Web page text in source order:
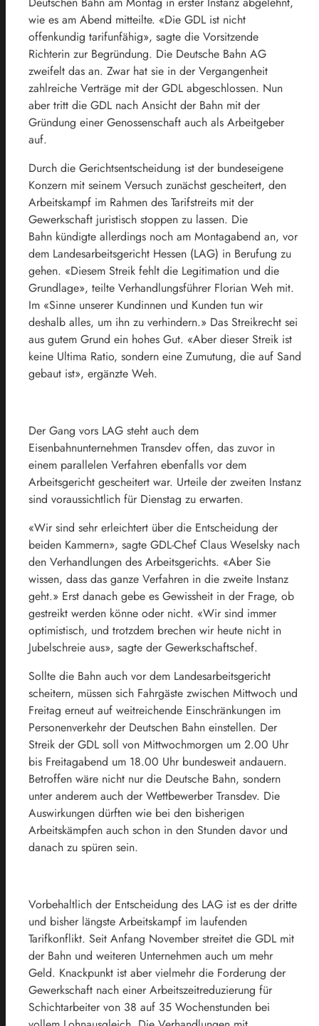
wie es am Abend mitteilte. «Die GDL ist nicht
offenkundig tarifunfähig», sagte die Vorsitzende
Richterin zur Begründung. Die Deutsche Bahn AG
zweifelt das an. Zwar hat sie in der Vergangenheit
zahlreiche Verträge mit der GDL abgeschlossen. Nun
aber tritt die GDL nach Ansicht der Bahn mit der
Gründung einer Genossenschaft auch als Arbeitgeber
auf.
Durch die Gerichtsentscheidung ist der bundeseigene
Konzern mit seinem Versuch zunächst gescheitert, den
Arbeitskampf im Rahmen des Tarifstreits mit der
Gewerkschaft juristisch stoppen zu lassen. Die
Bahn kündigte allerdings noch am Montagabend an, vor
dem Landesarbeitsgericht Hessen (LAG) in Berufung zu
gehen. «Diesem Streik fehlt die Legitimation und die
Grundlage», teilte Verhandlungsführer Florian Weh mit.
Im «Sinne unserer Kundinnen und Kunden tun wir
deshalb alles, um ihn zu verhindern.» Das Streikrecht sei
aus gutem Grund ein hohes Gut. «Aber dieser Streik ist
keine Ultima Ratio, sondern eine Zumutung, die auf Sand
gebaut ist», ergänzte Weh.
Der Gang vors LAG steht auch dem
Eisenbahnunternehmen Transdev offen, das zuvor in
einem parallelen Verfahren ebenfalls vor dem
Arbeitsgericht gescheitert war. Urteile der zweiten Instanz
sind voraussichtlich für Dienstag zu erwarten.
«Wir sind sehr erleichtert über die Entscheidung der
beiden Kammern», sagte GDL-Chef Claus Weselsky nach
den Verhandlungen des Arbeitsgerichts. «Aber Sie
wissen, dass das ganze Verfahren in die zweite Instanz
geht.» Erst danach gebe es Gewissheit in der Frage, ob
gestreikt werden könne oder nicht. «Wir sind immer
optimistisch, und trotzdem brechen wir heute nicht in
Jubelschreie aus», sagte der Gewerkschaftschef.
Sollte die Bahn auch vor dem Landesarbeitsgericht
scheitern, müssen sich Fahrgäste zwischen Mittwoch und
Freitag erneut auf weitreichende Einschränkungen im
Personenverkehr der Deutschen Bahn einstellen. Der
Streik der GDL soll von Mittwochmorgen um 2.00 Uhr
bis Freitagabend um 18.00 Uhr bundesweit andauern.
Betroffen wäre nicht nur die Deutsche Bahn, sondern
unter anderem auch der Wettbewerber Transdev. Die
Auswirkungen dürften wie bei den bisherigen
Arbeitskämpfen auch schon in den Stunden davor und
danach zu spüren sein.
Vorbehaltlich der Entscheidung des LAG ist es der dritte
und bisher längste Arbeitskampf im laufenden
Tarifkonflikt. Seit Anfang November streitet die GDL mit
der Bahn und weiteren Unternehmen auch um mehr
Geld. Knackpunkt ist aber vielmehr die Forderung der
Gewerkschaft nach einer Arbeitszeitreduzierung für
Schichtarbeiter von 38 auf 35 Wochenstunden bei